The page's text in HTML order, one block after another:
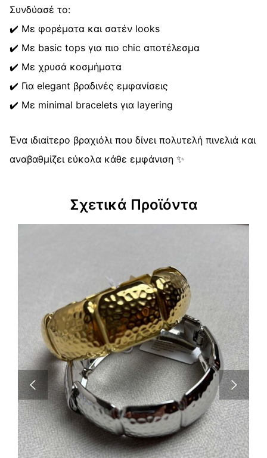
Συνδύασέ το:
✔️ Με φορέματα και σατέν looks
✔️ Με basic tops για πιο chic αποτέλεσμα
✔️ Με χρυσά κοσμήματα
✔️ Για elegant βραδινές εμφανίσεις
✔️ Με minimal bracelets για layering
Ένα ιδιαίτερο βραχιόλι που δίνει πολυτελή πινελιά και
αναβαθμίζει εύκολα κάθε εμφάνιση ✨
Σχετικά Προϊόντα